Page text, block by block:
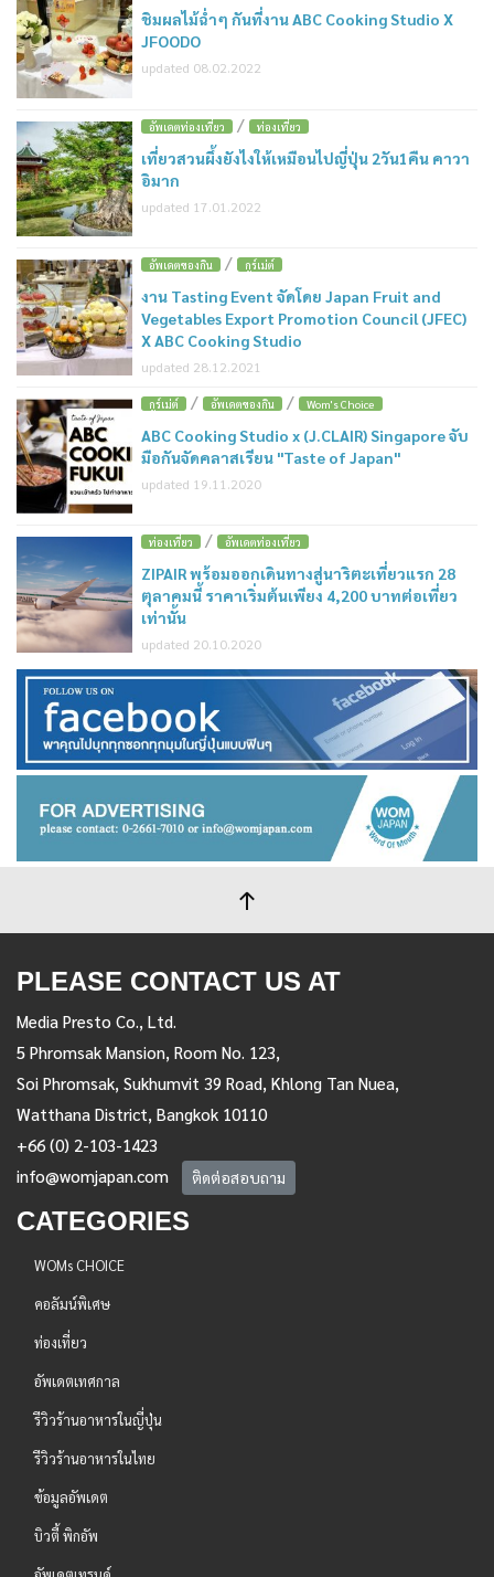
ชิมผลไม้ฉ่ำๆ กันที่งาน ABC Cooking Studio X
JFOODO
updated 08.02.2022
อัพเดตท่องเที่ยว / ท่องเที่ยว
เที่ยวสวนผึ้งยังไงให้เหมือนไปญี่ปุ่น 2วัน1คืน คาวา
อิมาก
updated 17.01.2022
อัพเดตของกิน / กูร์เม่ต์
งาน Tasting Event จัดโดย Japan Fruit and
Vegetables Export Promotion Council (JFEC)
X ABC Cooking Studio
updated 28.12.2021
กูร์เม่ต์ / อัพเดตของกิน / Wom's Choice
ABC Cooking Studio x (J.CLAIR) Singapore จับ
มือกันจัดคลาสเรียน "Taste of Japan"
updated 19.11.2020
ท่องเที่ยว / อัพเดตท่องเที่ยว
ZIPAIR พร้อมออกเดินทางสู่นาริตะเที่ยวแรก 28
ตุลาคมนี้ ราคาเริ่มต้นเพียง 4,200 บาทต่อเที่ยว
เท่านั้น
updated 20.10.2020
PLEASE CONTACT US AT
Media Presto Co., Ltd.
5 Phromsak Mansion, Room No. 123,
Soi Phromsak, Sukhumvit 39 Road, Khlong Tan Nuea,
Watthana District, Bangkok 10110
+66 (0) 2-103-1423
info@womjapan.com
ติดต่อสอบถาม
CATEGORIES
WOMs CHOICE
คอลัมน์พิเศษ
ท่องเที่ยว
อัพเดตเทศกาล
รีวิวร้านอาหารในญี่ปุ่น
รีวิวร้านอาหารในไทย
ข้อมูลอัพเดต
บิวตี้ พิกอัพ